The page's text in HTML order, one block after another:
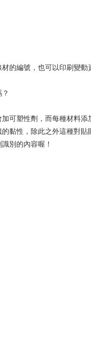
的編號，也可以印刷變動
可塑性劑，而每種材料
黏性，除此之外這種對
別的內容喔！